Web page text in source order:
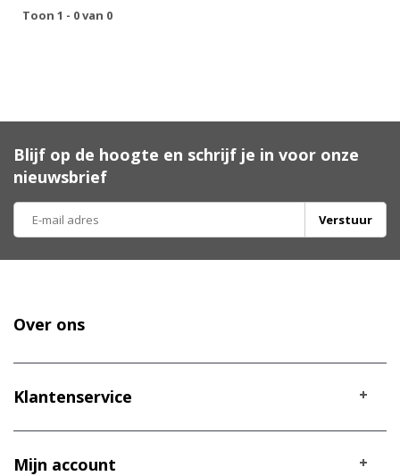
Toon 1 - 0 van 0
Blijf op de hoogte en schrijf je in voor onze
nieuwsbrief
Verstuur
Over ons
Klantenservice
Mijn account